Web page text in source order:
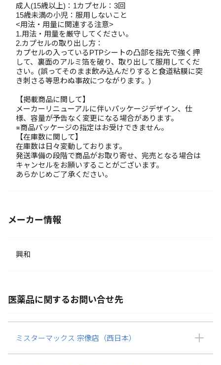
成人(15歳以上)：1カプセル：3回
15歳未満の小児：服用しないこと
<用法・用量に関連する注意>
1.用法・用量を厳守してください。
2.カプセルの取り出し方：
カプセルの入っているPTPシートの凸部を指先で強く押
して、裏面のアルミ箔を破り、取り出して服用してくだ
さい。(誤ってそのまま飲み込んだりすると食道粘膜に突
き刺さる等思わぬ事故につながります。)
【掲載商品に関して】
メーカーリニューアルに伴いパッケージデザイン、仕
様、容量が予告なく変更になる場合があります。
※商品パッケージの指定はお受けできません。
【在庫数に関して】
在庫数は日々変動しております。
発送準備の段階で商品がお取り寄せ、完売となる場合は
キャンセルをお願いすることがございます。
あらかじめご了承ください。
メーカー情報
興和
医薬品に関するお問い合せ先
ミスターマックス 宗像店（西日本）